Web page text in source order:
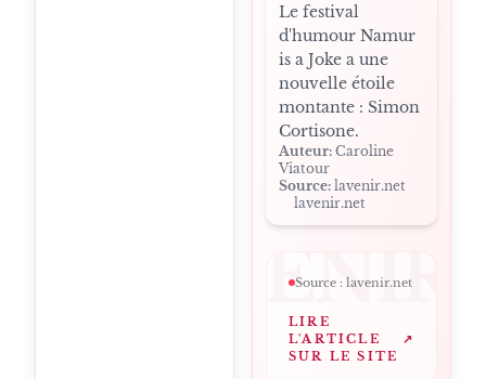
Le festival
d'humour Namur
is a Joke a une
nouvelle étoile
montante : Simon
Cortisone.
Auteur: Caroline
Viatour
Source: lavenir.net
lavenir.net
LAVENIR
Source : lavenir.net
LIRE
L'ARTICLE
SUR LE SITE
↗